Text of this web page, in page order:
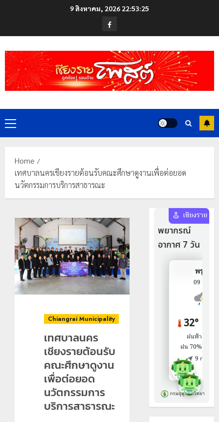
9 สิงหาคม, 2026 22:53:26
Facebook
Primary
Menu
Home
เทศบาลนครเชียงรายต้อนรับคณะศึกษาดูงานเพื่อต่อยอด
นวัตกรรมการบริการสาธารณะ
Chiangrai Municipality
เทศบาลนคร
เชียงรายต้อนรับ
คณะศึกษาดูงาน
เพื่อต่อยอด
นวัตกรรมการ
บริการสาธารณะ